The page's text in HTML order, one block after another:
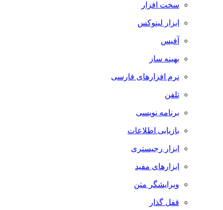
سخت افزار
ابزار لینوکس
آفیس
بهینه ساز
نرم افزارهای فارسی
تلفن
برنامه نویسی
بازیابی اطلاعات
ابزار رجیستری
ابزارهای مفید
ویرایشگر متن
قفل گذار